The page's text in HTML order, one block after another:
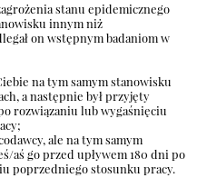
stanu epidemicznego
innym niż
on wstępnym badaniom w
na tym samym stanowisku
a następnie był przyjęty
rozwiązaniu lub wygaśnięciu
ale na tym samym
aś go przed upływem 180 dni po
poprzedniego stosunku pracy.